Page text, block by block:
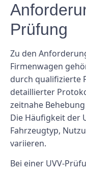
Prüfung
Zu den
Firmenwagen
durch qualifizierte
detaillierter
zeitnahe
Die Häufigkeit der
Fahrzeugtyp,
variieren.
Bei einer UVV-